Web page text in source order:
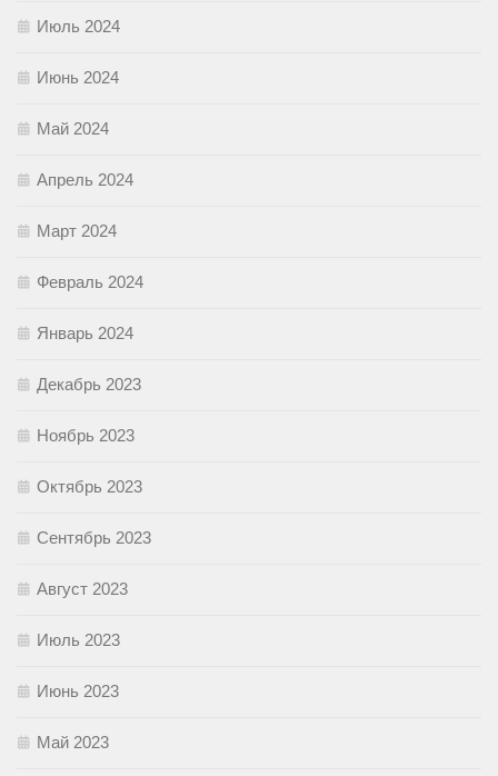
Июль 2024
Июнь 2024
Май 2024
Апрель 2024
Март 2024
Февраль 2024
Январь 2024
Декабрь 2023
Ноябрь 2023
Октябрь 2023
Сентябрь 2023
Август 2023
Июль 2023
Июнь 2023
Май 2023